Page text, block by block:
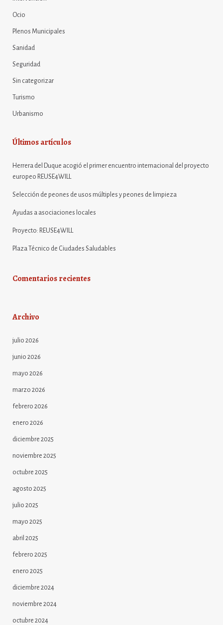
Ocio
Plenos Municipales
Sanidad
Seguridad
Sin categorizar
Turismo
Urbanismo
Últimos artículos
Herrera del Duque acogió el primer encuentro internacional del proyecto
europeo REUSE4WILL
Selección de peones de usos múltiples y peones de limpieza
Ayudas a asociaciones locales
Proyecto: REUSE4WILL
Plaza Técnico de Ciudades Saludables
Comentarios recientes
Archivo
julio 2026
junio 2026
mayo 2026
marzo 2026
febrero 2026
enero 2026
diciembre 2025
noviembre 2025
octubre 2025
agosto 2025
julio 2025
mayo 2025
abril 2025
febrero 2025
enero 2025
diciembre 2024
noviembre 2024
octubre 2024